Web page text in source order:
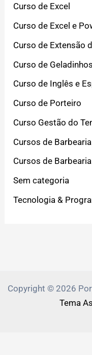
Curso de Excel
Curso de Excel e
Curso de Extensão
Curso de
Curso de Inglês e
Curso de Porteiro
Curso Gestão do
Cursos de Barbearia
Cursos de
Sem categoria
Tecnologia &
Copyright © 2026
Tema